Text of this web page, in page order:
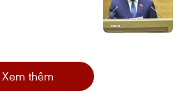
Xem thêm